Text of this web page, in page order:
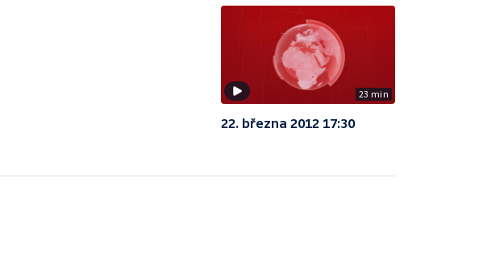
23 min
22. března 2012 17:30